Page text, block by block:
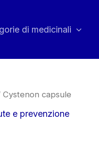
di medicinali
Cystenon capsule
e prevenzione